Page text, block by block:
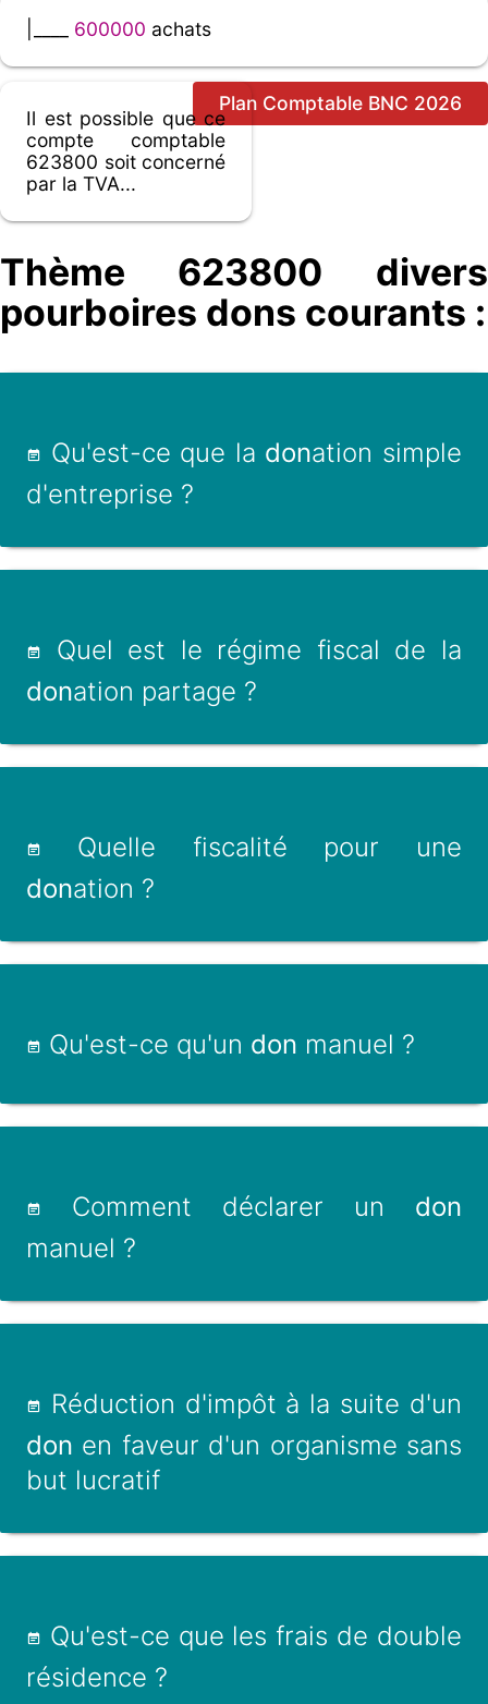
600000 achats
Plan Comptable BNC 2026
Il est possible que ce
compte comptable
623800 soit concerné
par la TVA...
Thème 623800 divers
pourboires dons courants :
Qu'est-ce que la donation simple
d'entreprise ?
Quel est le régime fiscal de la
donation partage ?
Quelle fiscalité pour une
donation ?
Qu'est-ce qu'un don manuel ?
Comment déclarer un don
manuel ?
Réduction d'impôt à la suite d'un
don en faveur d'un organisme sans
but lucratif
Qu'est-ce que les frais de double
résidence ?